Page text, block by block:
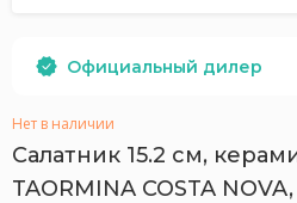
Официальный дилер
Нет в наличии
Салатник 15.2 см,
TAORMINA COSTA